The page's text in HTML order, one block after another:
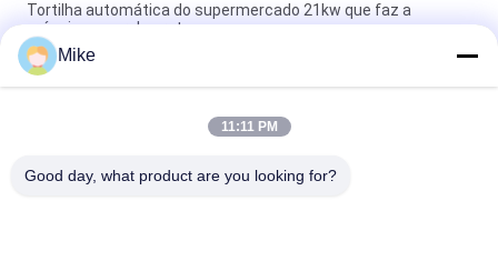
Tortilha automática do supermercado 21kw que faz a
máquina a cor de prata
10 - linha de produção nova da tortilha do diâmetro de 45cm
totalmente automático
Nova máquina automática para fazer pão de Roti Corn Tortilla
Mike
11:11 PM
Good day, what product are you looking for?